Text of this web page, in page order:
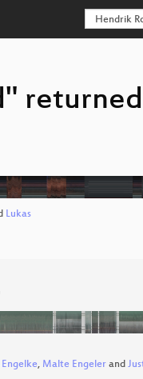
Lukas
Engelke, Malte Engeler and